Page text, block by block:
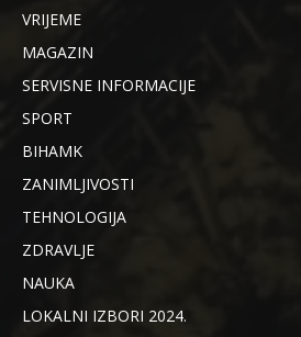
VRIJEME
MAGAZIN
SERVISNE INFORMACIJE
SPORT
BIHAMK
ZANIMLJIVOSTI
TEHNOLOGIJA
ZDRAVLJE
NAUKA
LOKALNI IZBORI 2024.